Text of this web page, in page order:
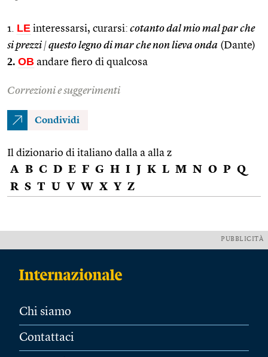
1. LE interessarsi, curarsi: cotanto dal mio mal par che
si prezzi |questo legno di mar che non lieva onda (Dante)
2. OB andare fiero di qualcosa
Correzioni e suggerimenti
Condividi
Il dizionario di italiano dalla a alla z
A B C D E F G H I J K L M N O P Q
R S T U V W X Y Z
PUBBLICITÀ
Chi siamo
Contattaci